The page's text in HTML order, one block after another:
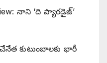
నాని ‘ది ప్యారడైజ్’
కుటుంబాలకు భారీ